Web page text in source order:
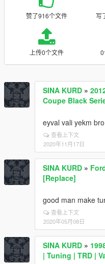
赞了916个文件 写
上传0个文件
SINA KURD »
Coupe Black
eyval vali yekm
查看上下文
2020年11月17日
SINA KURD »
[Replace]
good man make
查看上下文
2020年05月08日
SINA KURD »
| Tuning | TRD |